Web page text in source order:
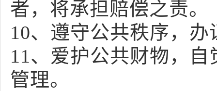
者，将承担赔偿之责。
10、遵守公共秩序，
11、爱护公共财物，
管理。